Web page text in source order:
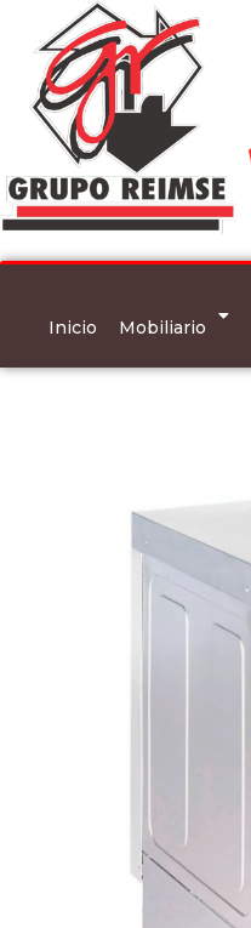
Inicio Mobiliario